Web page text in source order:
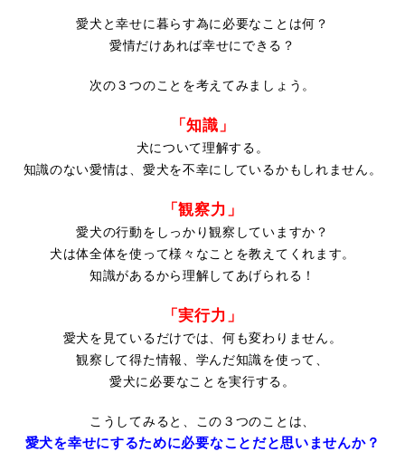
愛犬と幸せに暮らす為に必要なことは何？
愛情だけあれば幸せにできる？
次の３つのことを考えてみましょう。
「知識」
犬について理解する。
知識のない愛情は、愛犬を不幸にしているかもしれません。
「観察力」
愛犬の行動をしっかり観察していますか？
犬は体全体を使って様々なことを教えてくれます。
知識があるから理解してあげられる！
「実行力」
愛犬を見ているだけでは、何も変わりません。
観察して得た情報、学んだ知識を使って、
愛犬に必要なことを実行する。
こうしてみると、この３つのことは、
愛犬を幸せにするために必要なことだと思いませんか？